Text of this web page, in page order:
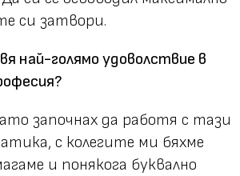
си затвори.
най-голямо удоволствие в
започнах да работя с тази
с колегите ми бяхме
и понякога буквално